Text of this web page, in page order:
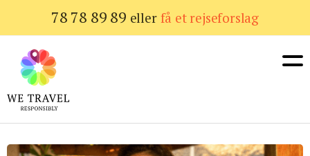
til
hovedindhold
78 78 89 89 eller få et rejseforslag